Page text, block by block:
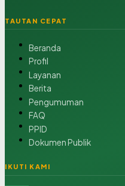
TAUTAN CEPAT
Beranda
Profil
Layanan
Berita
Pengumuman
FAQ
PPID
Dokumen Publik
IKUTI KAMI